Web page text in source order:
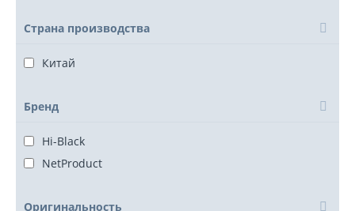
Страна производства
Китай
Бренд
Hi-Black
NetProduct
Оригинальность